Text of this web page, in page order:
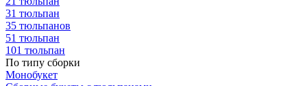
31 тюльпан
35 тюльпанов
51 тюльпан
101 тюльпан
По типу сборки
Монобукет